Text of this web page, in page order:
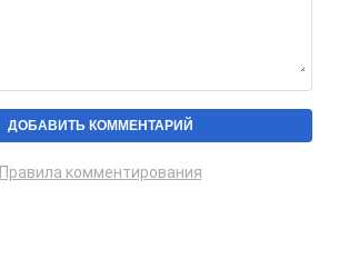
Правила комментирования